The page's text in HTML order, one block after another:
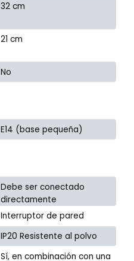
32 cm
21 cm
No
E14 (base pequeña)
Debe ser conectado
directamente
Interruptor de pared
IP20 Resistente al polvo
Sí, en combinación con una